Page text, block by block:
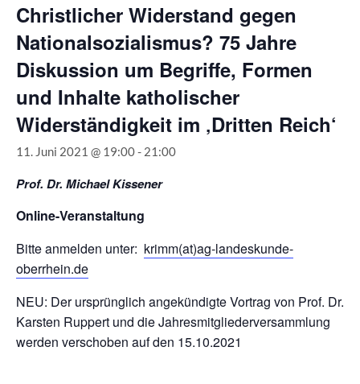
Christlicher Widerstand gegen
Nationalsozialismus? 75 Jahre
Diskussion um Begriffe, Formen
und Inhalte katholischer
Widerständigkeit im ‚Dritten Reich‘
11. Juni 2021 @ 19:00- 21:00
Prof. Dr. Michael Kissener
Online-Veranstaltung
Bitte anmelden unter: krimm(at)ag-landeskunde-
oberrhein.de
NEU: Der ursprünglich angekündigte Vortrag von Prof. Dr.
Karsten Ruppert und die Jahresmitgliederversammlung
werden verschoben auf den 15.10.2021